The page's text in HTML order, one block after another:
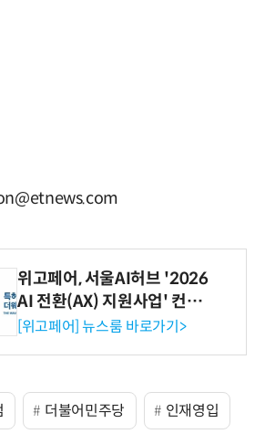
위고페어, 서울AI허브 '2026
AI 전환(AX) 지원사업' 컨소
시엄 선정
[위고페어] 뉴스룸 바로가기>
더불어민주당 인재영입